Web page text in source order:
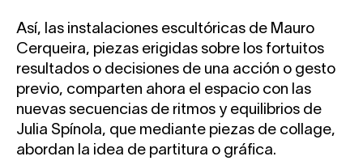
Así, las instalaciones escultóricas de Mauro
Cerqueira, piezas erigidas sobre los fortuitos
resultados o decisiones de una acción o gesto
previo, comparten ahora el espacio con las
nuevas secuencias de ritmos y equilibrios de
Julia Spínola, que mediante piezas de collage,
abordan la idea de partitura o gráfica.